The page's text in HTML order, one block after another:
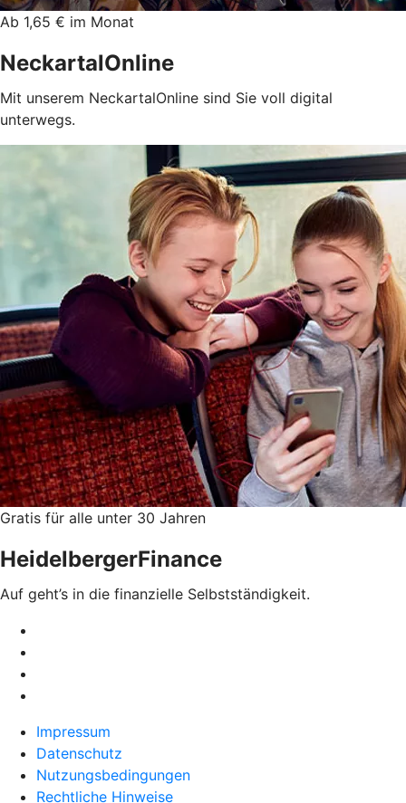
Ab 1,65 € im Monat
NeckartalOnline
Mit unserem NeckartalOnline sind Sie voll digital
unterwegs.
Gratis für alle unter 30 Jahren
HeidelbergerFinance
Auf geht’s in die finanzielle Selbstständigkeit.
Impressum
Datenschutz
Nutzungsbedingungen
Rechtliche Hinweise